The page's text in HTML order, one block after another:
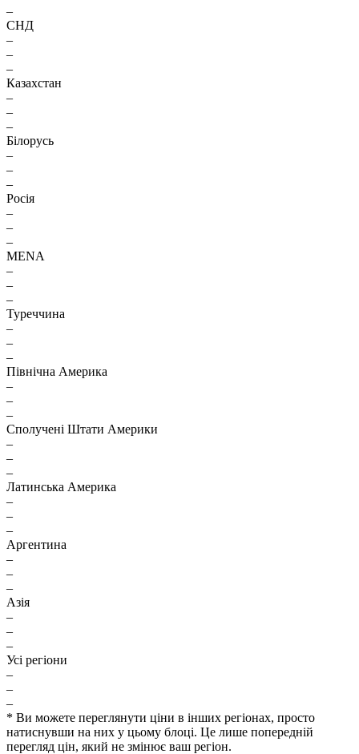
–
СНД
–
–
–
Казахстан
–
–
–
Білорусь
–
–
–
Росія
–
–
–
MENA
–
–
–
Туреччина
–
–
–
Північна Америка
–
–
–
Сполучені Штати Америки
–
–
–
Латинська Америка
–
–
–
Аргентина
–
–
–
Азія
–
–
–
Усі регіони
–
–
–
* Ви можете переглянути ціни в інших регіонах, просто
натиснувши на них у цьому блоці. Це лише попередній
перегляд цін, який не змінює ваш регіон.